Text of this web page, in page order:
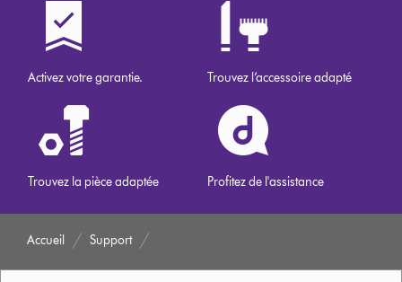
Activez votre garantie. Trouvez l’accessoire adapté
Trouvez la pièce adaptée Profitez de l'assistance
Accueil Support